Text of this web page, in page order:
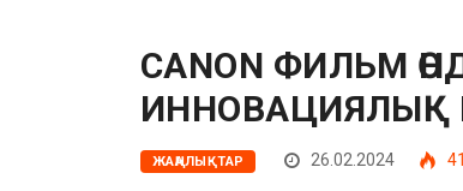
CANON ФИЛЬМ
ЖАҢАЛЫҚТАР 26.02.2024